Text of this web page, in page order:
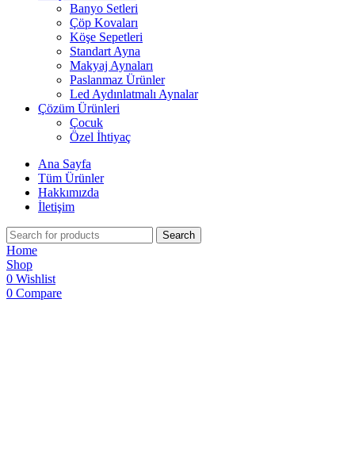
Banyo Setleri
Çöp Kovaları
Köşe Sepetleri
Standart Ayna
Makyaj Aynaları
Paslanmaz Ürünler
Led Aydınlatmalı Aynalar
Çözüm Ürünleri
Çocuk
Özel İhtiyaç
Ana Sayfa
Tüm Ürünler
Hakkımızda
İletişim
Search
Home
Shop
0 Wishlist
0 Compare